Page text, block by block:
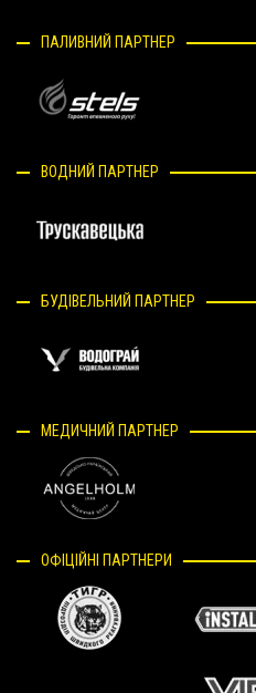
ПАЛИВНИЙ ПАРТНЕР
ВОДНИЙ ПАРТНЕР
БУДІВЕЛЬНИЙ ПАРТНЕР
МЕДИЧНИЙ ПАРТНЕР
ОФІЦІЙНІ ПАРТНЕРИ